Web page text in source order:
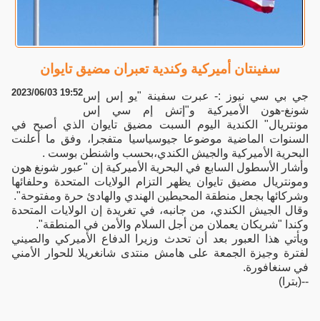
سفينتان أميركية وكندية تعبران مضيق تايوان
2023/06/03 19:52جي بي سي نيوز :- عبرت سفينة "يو إس إس
شونغ-هون الأميركية و"إتش إم سي إس
مونتريال" الكندية اليوم السبت مضيق تايوان الذي أصبح في
السنوات الماضية موضوعا جيوسياسيا متفجرا، وفق ما أعلنت
البحرية الأميركية والجيش الكندي،بحسب واشنطن بوست .
وأشار الأسطول السابع في البحرية الأميركية إن "عبور شونغ هون
ومونتريال مضيق تايوان يظهر التزام الولايات المتحدة وحلفائها
وشركائها بجعل منطقة المحيطين الهندي والهادئ حرة ومفتوحة".
وقال الجيش الكندي، من جانبه، في تغريدة إن الولايات المتحدة
وكندا "شريكان يعملان من أجل السلام والأمن في المنطقة".
ويأتي هذا العبور بعد أن تحدث وزيرا الدفاع الأميركي والصيني
لفترة وجيزة الجمعة على هامش منتدى شانغريلا للحوار الأمني
في سنغافورة.
--(بترا)